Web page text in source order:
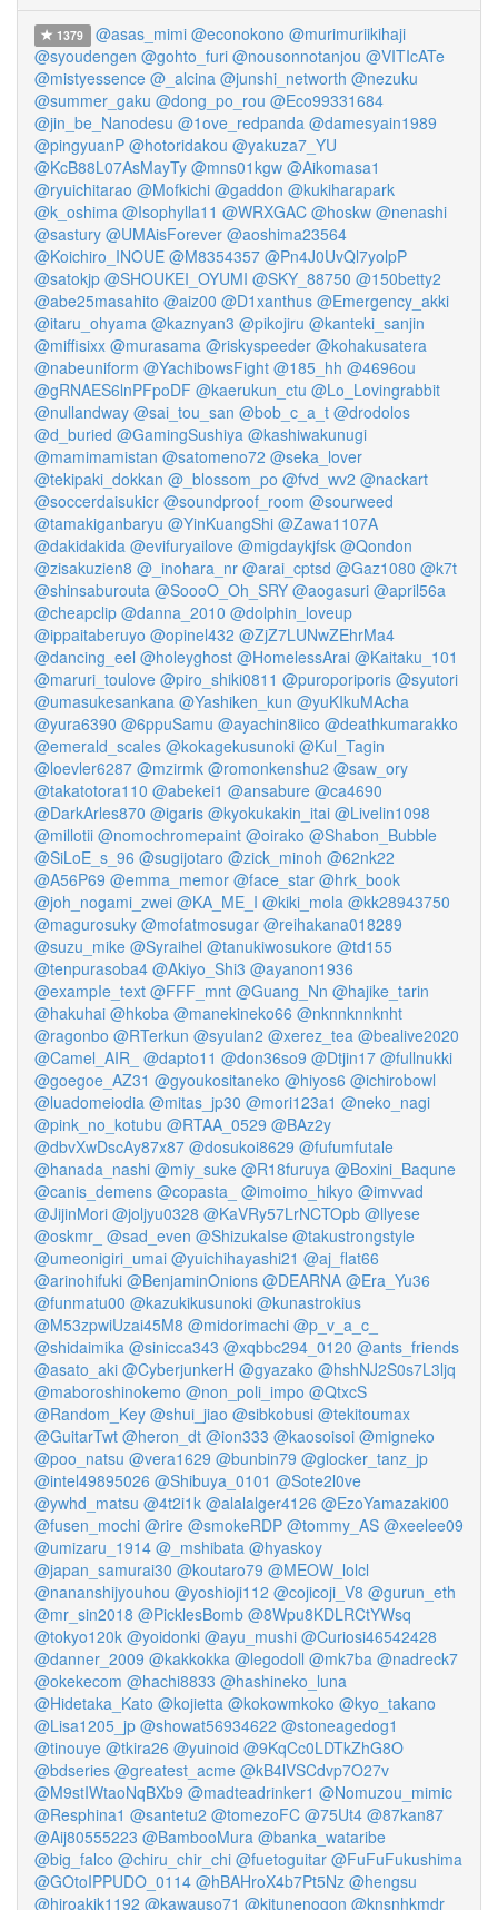
1379 @asas_mimi @econokono @murimuriikihaji
@syoudengen @gohto_furi @nousonnotanjou @VITIcATe
@mistyessence @_alcina @junshi_networth @nezuku
@summer_gaku @dong_po_rou @Eco99331684
@jin_be_Nanodesu @1ove_redpanda @damesyain1989
@pingyuanP @hotoridakou @yakuza7_YU
@KcB88L07AsMayTy @mns01kgw @Aikomasa1
@ryuichitarao @Mofkichi @gaddon @kukiharapark
@k_oshima @Isophylla11 @WRXGAC @hoskw @nenashi
@sastury @UMAisForever @aoshima23564
@Koichiro_INOUE @M8354357 @Pn4J0UvQl7yolpP
@satokjp @SHOUKEI_OYUMI @SKY_88750 @150betty2
@abe25masahito @aiz00 @D1xanthus @Emergency_akki
@itaru_ohyama @kaznyan3 @pikojiru @kanteki_sanjin
@miffisixx @murasama @riskyspeeder @kohakusatera
@nabeuniform @YachibowsFight @185_hh @4696ou
@gRNAES6lnPFpoDF @kaerukun_ctu @Lo_Lovingrabbit
@nullandway @sai_tou_san @bob_c_a_t @drodolos
@d_buried @GamingSushiya @kashiwakunugi
@mamimamistan @satomeno72 @seka_lover
@tekipaki_dokkan @_blossom_po @fvd_wv2 @nackart
@soccerdaisukicr @soundproof_room @sourweed
@tamakiganbaryu @YinKuangShi @Zawa1107A
@dakidakida @evifuryailove @migdaykjfsk @Qondon
@zisakuzien8 @_inohara_nr @arai_cptsd @Gaz1080 @k7t
@shinsaburouta @SoooO_Oh_SRY @aogasuri @april56a
@cheapclip @danna_2010 @dolphin_loveup
@ippaitaberuyo @opinel432 @ZjZ7LUNwZEhrMa4
@dancing_eel @holeyghost @HomelessArai @Kaitaku_101
@maruri_toulove @piro_shiki0811 @puroporiporis @syutori
@umasukesankana @Yashiken_kun @yuKIkuMAcha
@yura6390 @6ppuSamu @ayachin8iico @deathkumarakko
@emerald_scales @kokagekusunoki @Kul_Tagin
@loevler6287 @mzirmk @romonkenshu2 @saw_ory
@takatotora110 @abekei1 @ansabure @ca4690
@DarkArles870 @igaris @kyokukakin_itai @Livelin1098
@millotii @nomochromepaint @oirako @Shabon_Bubble
@SiLoE_s_96 @sugijotaro @zick_minoh @62nk22
@A56P69 @emma_memor @face_star @hrk_book
@joh_nogami_zwei @KA_ME_I @kiki_mola @kk28943750
@magurosuky @mofatmosugar @reihakana018289
@suzu_mike @Syraihel @tanukiwosukore @td155
@tenpurasoba4 @Akiyo_Shi3 @ayanon1936
@exampIe_text @FFF_mnt @Guang_Nn @hajike_tarin
@hakuhai @hkoba @manekineko66 @nknnknnknht
@ragonbo @RTerkun @syulan2 @xerez_tea @bealive2020
@Camel_AIR_ @dapto11 @don36so9 @Dtjin17 @fullnukki
@goegoe_AZ31 @gyoukositaneko @hiyos6 @ichirobowl
@luadomeiodia @mitas_jp30 @mori123a1 @neko_nagi
@pink_no_kotubu @RTAA_0529 @BAz2y
@dbvXwDscAy87x87 @dosukoi8629 @fufumfutale
@hanada_nashi @miy_suke @R18furuya @Boxini_Baqune
@canis_demens @copasta_ @imoimo_hikyo @imvvad
@JijinMori @joljyu0328 @KaVRy57LrNCTOpb @llyese
@oskmr_ @sad_even @ShizukaIse @takustrongstyle
@umeonigiri_umai @yuichihayashi21 @aj_flat66
@arinohifuki @BenjaminOnions @DEARNA @Era_Yu36
@funmatu00 @kazukikusunoki @kunastrokius
@M53zpwiUzai45M8 @midorimachi @p_v_a_c_
@shidaimika @sinicca343 @xqbbc294_0120 @ants_friends
@asato_aki @CyberjunkerH @gyazako @hshNJ2S0s7L3ljq
@maboroshinokemo @non_poli_impo @QtxcS
@Random_Key @shui_jiao @sibkobusi @tekitoumax
@GuitarTwt @heron_dt @ion333 @kaosoisoi @migneko
@poo_natsu @vera1629 @bunbin79 @glocker_tanz_jp
@intel49895026 @Shibuya_0101 @Sote2l0ve
@ywhd_matsu @4t2i1k @alalalger4126 @EzoYamazaki00
@fusen_mochi @rire @smokeRDP @tommy_AS @xeelee09
@umizaru_1914 @_mshibata @hyaskoy
@japan_samurai30 @koutaro79 @MEOW_lolcl
@nananshijyouhou @yoshioji112 @cojicoji_V8 @gurun_eth
@mr_sin2018 @PicklesBomb @8Wpu8KDLRCtYWsq
@tokyo120k @yoidonki @ayu_mushi @Curiosi46542428
@danner_2009 @kakkokka @legodoll @mk7ba @nadreck7
@okekecom @hachi8833 @hashineko_luna
@Hidetaka_Kato @kojietta @kokowmkoko @kyo_takano
@Lisa1205_jp @showat56934622 @stoneagedog1
@tinouye @tkira26 @yuinoid @9KqCc0LDTkZhG8O
@bdseries @greatest_acme @kB4lVSCdvp7O27v
@M9stIWtaoNqBXb9 @madteadrinker1 @Nomuzou_mimic
@Resphina1 @santetu2 @tomezoFC @75Ut4 @87kan87
@Aij80555223 @BambooMura @banka_wataribe
@big_falco @chiru_chir_chi @fuetoguitar @FuFuFukushima
@GOtoIPPUDO_0114 @hBAHroX4b7Pt5Nz @hengsu
@hiroakik1192 @kawauso71 @kitunenogon @knsnhkmdr